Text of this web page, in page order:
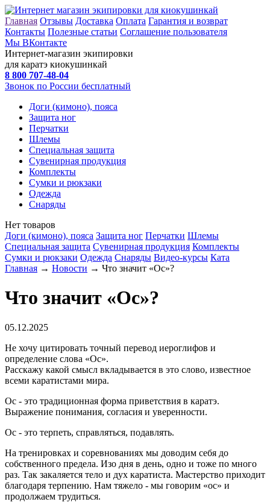
Главная Отзывы Доставка Оплата Гарантия и возврат
Контакты Полезные статьи Соглашение пользователя
Мы ВКонтакте
Интернет-магазин экипировки
для каратэ киокушинкай
8 800 707-48-04
Звонок по России бесплатный
Доги (кимоно), пояса
Защита ног
Перчатки
Шлемы
Специальная защита
Сувенирная продукция
Комплекты
Сумки и рюкзаки
Одежда
Снаряды
Нет товаров
Доги (кимоно), пояса Защита ног Перчатки Шлемы
Специальная защита Сувенирная продукция Комплекты
Сумки и рюкзаки Одежда Снаряды Видео-курсы Ката
Главная → Новости → Что значит «Ос»?
Что значит «Ос»?
05.12.2025
Не хочу цитировать точный перевод иероглифов и
определение слова «Ос».
Расскажу какой смысл вкладывается в это слово, известное
всеми каратистами мира.
Ос - это традиционная форма приветствия в каратэ.
Выражение понимания, согласия и уверенности.
Ос - это терпеть, справляться, подавлять.
На тренировках и соревнованиях мы доводим себя до
собственного предела. Изо дня в день, одно и тоже по много
раз. Так закаляется тело и дух каратиста. Мастерство приходит
благодаря терпению. Нам тяжело - мы говорим «ос» и
продолжаем трудиться.